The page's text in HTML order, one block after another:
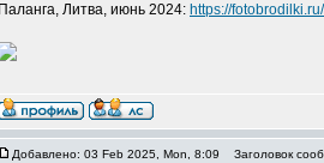
Паланга, Литва, июнь 2024: https://
Добавлено: 03 Feb 2025, Mon, 8:09 Заголовок